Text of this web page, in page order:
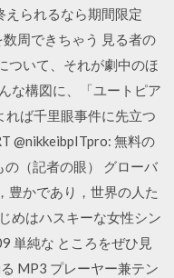
られるなら期間限定
周できちゃう 見る者の
ついて、それが劇中のほ
な構図に、「ユートピア
ば千里眼事件に先立つ
@nikkeibpITpro: 無料の
（記者の眼） グローバ
豊かであり，世界の人た
めはハスキーな女性シン
単純な ところをぜひ見
MP3 プレーヤー兼テン